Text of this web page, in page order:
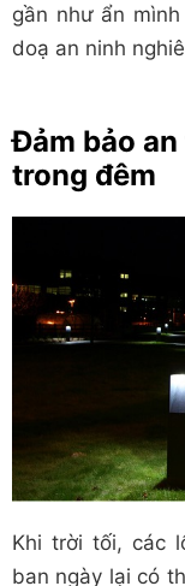
gần như ẩn
doạ an ninh
Đảm bảo
trong đêm
Khi trời tối, các
ban ngày lại có